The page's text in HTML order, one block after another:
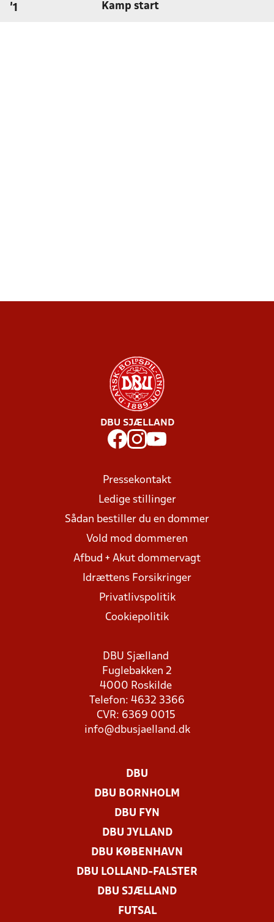
'1 Kamp start
DBU SJÆLLAND
Pressekontakt
Ledige stillinger
Sådan bestiller du en dommer
Vold mod dommeren
Afbud + Akut dommervagt
Idrættens Forsikringer
Privatlivspolitik
Cookiepolitik
DBU Sjælland
Fuglebakken 2
4000 Roskilde
Telefon: 4632 3366
CVR: 6369 0015
info@dbusjaelland.dk
DBU
DBU BORNHOLM
DBU FYN
DBU JYLLAND
DBU KØBENHAVN
DBU LOLLAND-FALSTER
DBU SJÆLLAND
FUTSAL